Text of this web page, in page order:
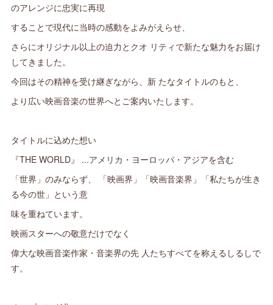
のアレンジに忠実に再現
することで現代に当時の感動をよみがえらせ、
さらにオリジナル以上の迫力とクオ リティで新たな魅力をお届け
してきました。
今回はその精神を受け継ぎながら、新 たなタイトルのもと、
より広い映画音楽の世界へとご案内いたします。
タイトルに込めた想い
『THE WORLD』 ...アメリカ・ヨーロッパ・アジアを含む
「世界」のみならず、 「映画界」「映画音楽界」「私たちが生き
る今の世」という意
味を重ねています。
映画スターへの敬意だけでなく
偉大な映画音楽作家・音楽界の先 人たちすべてを称えるしるしで
す。